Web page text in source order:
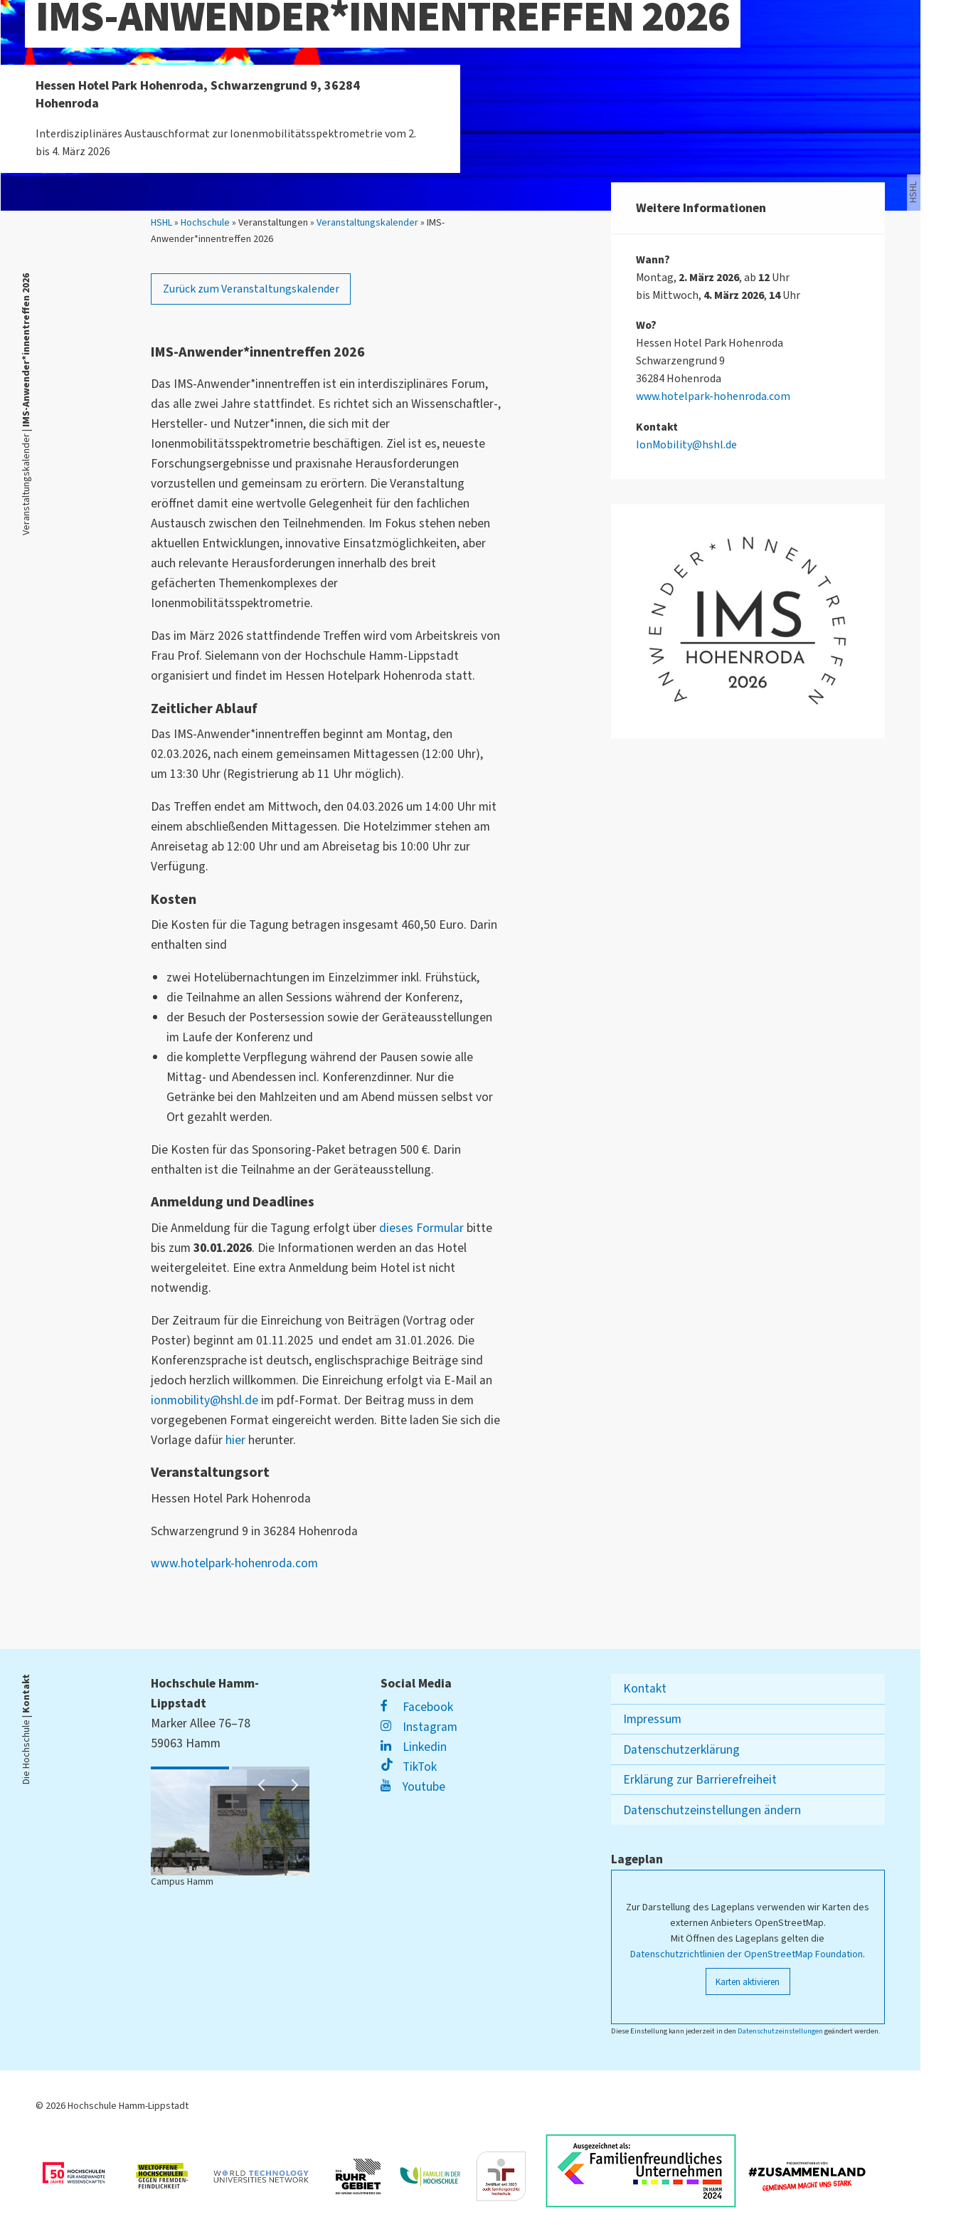
Sie sind hier:
HSHL» Hochschule » Veranstaltungen » Veranstaltungskalender» IMS-
Anwender*innentreffen 2026
HSHL
IMS-ANWENDER*INNENTREFFEN 2026
Hessen Hotel Park Hohenroda, Schwarzengrund 9, 36284
Hohenroda
Interdisziplinäres Austauschformat zur Ionenmobilitätsspektrometrie vom 2.
bis 4. März 2026
Veranstaltungskalender |
IMS-Anwender*innentreffen 2026 Zurück zum Veranstaltungskalender
IMS-Anwender*innentreffen 2026
Das IMS-Anwender*innentreffen ist ein interdisziplinäres Forum,
das alle zwei Jahre stattfindet. Es richtet sich an Wissenschaftler-,
Hersteller- und Nutzer*innen, die sich mit der
Ionenmobilitätsspektrometrie beschäftigen. Ziel ist es, neueste
Forschungsergebnisse und praxisnahe Herausforderungen
vorzustellen und gemeinsam zu erörtern. Die Veranstaltung
eröffnet damit eine wertvolle Gelegenheit für den fachlichen
Austausch zwischen den Teilnehmenden. Im Fokus stehen neben
aktuellen Entwicklungen, innovative Einsatzmöglichkeiten, aber
auch relevante Herausforderungen innerhalb des breit
gefächerten Themenkomplexes der
Ionenmobilitätsspektrometrie.
Das im März 2026 stattfindende Treffen wird vom Arbeitskreis von
Frau Prof. Sielemann von der Hochschule Hamm-Lippstadt
organisiert und findet im Hessen Hotelpark Hohenroda statt.
Zeitlicher Ablauf
Das IMS-Anwender*innentreffen beginnt am Montag, den
02.03.2026, nach einem gemeinsamen Mittagessen (12:00 Uhr),
um 13:30 Uhr (Registrierung ab 11 Uhr möglich).
Das Treffen endet am Mittwoch, den 04.03.2026 um 14:00 Uhr mit
einem abschließenden Mittagessen. Die Hotelzimmer stehen am
Anreisetag ab 12:00 Uhr und am Abreisetag bis 10:00 Uhr zur
Verfügung.
Kosten
Die Kosten für die Tagung betragen insgesamt 460,50 Euro. Darin
enthalten sind
zwei Hotelübernachtungen im Einzelzimmer inkl. Frühstück,
die Teilnahme an allen Sessions während der Konferenz,
der Besuch der Postersession sowie der Geräteausstellungen
im Laufe der Konferenz und
die komplette Verpflegung während der Pausen sowie alle
Mittag- und Abendessen incl. Konferenzdinner. Nur die
Getränke bei den Mahlzeiten und am Abend müssen selbst vor
Ort gezahlt werden.
Die Kosten für das Sponsoring-Paket betragen 500 €. Darin
enthalten ist die Teilnahme an der Geräteausstellung.
Anmeldung und Deadlines
Die Anmeldung für die Tagung erfolgt über dieses Formularbitte
bis zum 30.01.2026. Die Informationen werden an das Hotel
weitergeleitet. Eine extra Anmeldung beim Hotel ist nicht
notwendig.
Der Zeitraum für die Einreichung von Beiträgen (Vortrag oder
Poster) beginnt am 01.11.2025 und endet am 31.01.2026. Die
Konferenzsprache ist deutsch, englischsprachige Beiträge sind
jedoch herzlich willkommen. Die Einreichung erfolgt via E-Mail an
ionmobility@hshl.deim pdf-Format. Der Beitrag muss in dem
vorgegebenen Format eingereicht werden. Bitte laden Sie sich die
Vorlage dafür hierherunter.
Veranstaltungsort
Hessen Hotel Park Hohenroda
Schwarzengrund 9 in 36284 Hohenroda
www.hotelpark-hohenroda.com
Weitere Informationen
Wann?
Montag, 2. März 2026, ab 12Uhr
bis Mittwoch, 4. März 2026, 14Uhr
Wo?
Hessen Hotel Park Hohenroda
Schwarzengrund 9
36284 Hohenroda
www.hotelpark-hohenroda.com
Kontakt
IonMobility@hshl.de
Die Hochschule |
Kontakt
Hochschule Hamm-
Lippstadt
Marker Allee 76–78
59063 Hamm
Campus Hamm
Social Media
Facebook
Instagram
Linkedin
TikTok
Youtube
Kontakt
Impressum
Datenschutzerklärung
Erklärung zur Barrierefreiheit
Datenschutzeinstellungen ändern
Lageplan
Zur Darstellung des Lageplans verwenden wir Karten des
externen Anbieters OpenStreetMap.
Mit Öffnen des Lageplans gelten die
Datenschutzrichtlinien der OpenStreetMap Foundation.
Karten aktivieren
Diese Einstellung kann jederzeit in den Datenschutzeinstellungen geändert werden.
© 2026 Hochschule Hamm-Lippstadt